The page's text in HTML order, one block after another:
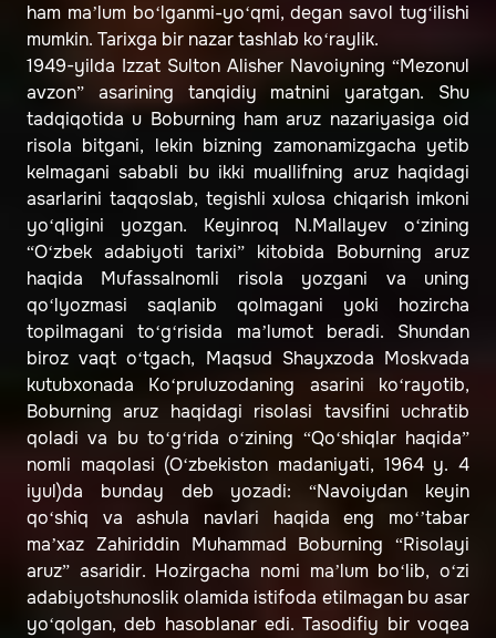
ham ma’lum bo‘lganmi-yo‘qmi, degan savol tug‘ilishi
mumkin. Tarixga bir nazar tashlab ko‘raylik.
1949-yilda Izzat Sulton Alisher Navoiyning “Mezonul
avzon” asarining tanqidiy matnini yaratgan. Shu
tadqiqotida u Boburning ham aruz nazariyasiga oid
risola bitgani, lekin bizning zamonamizgacha yetib
kelmagani sababli bu ikki muallifning aruz haqidagi
asarlarini taqqoslab, tegishli xulosa chiqarish imkoni
yo‘qligini yozgan. Keyinroq N.Mallayev o‘zining
“O‘zbek adabiyoti tarixi” kitobida Boburning aruz
haqida Mufassalnomli risola yozgani va uning
qo‘lyozmasi saqlanib qolmagani yoki hozircha
topilmagani to‘g‘risida ma’lumot beradi. Shundan
biroz vaqt o‘tgach, Maqsud Shayxzoda Moskvada
kutubxonada Ko‘pruluzodaning asarini ko‘rayotib,
Boburning aruz haqidagi risolasi tavsifini uchratib
qoladi va bu to‘g‘rida o‘zining “Qo‘shiqlar haqida”
nomli maqolasi (O‘zbekiston madaniyati, 1964 y. 4
iyul)da bunday deb yozadi: “Navoiydan keyin
qo‘shiq va ashula navlari haqida eng mo‘’tabar
ma’xaz Zahiriddin Muhammad Boburning “Risolayi
aruz” asaridir. Hozirgacha nomi ma’lum bo‘lib, o‘zi
adabiyotshunoslik olamida istifoda etilmagan bu asar
yo‘qolgan, deb hasoblanar edi. Tasodifiy bir voqea